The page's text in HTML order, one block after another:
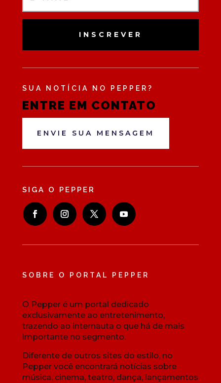
INSCREVER
SUA NOTÍCIA NO PEPPER?
ENTRE EM CONTATO
ENVIE SUA MENSAGEM
SIGA O PEPPER
SOBRE O PORTAL PEPPER
O Pepper é um portal dedicado
exclusivamente ao entretenimento,
trazendo ao internauta o que há de mais
importante no segmento.
Diferente de outros sites do estilo, no
Pepper você encontrará notícias sobre
música, cinema, teatro, dança, lançamentos